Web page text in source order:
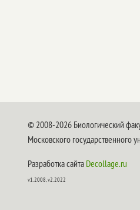
© 2008-2026 Биологический
Московского государственного
Разработка сайта Decollage.ru
v1.2008, v2.2022